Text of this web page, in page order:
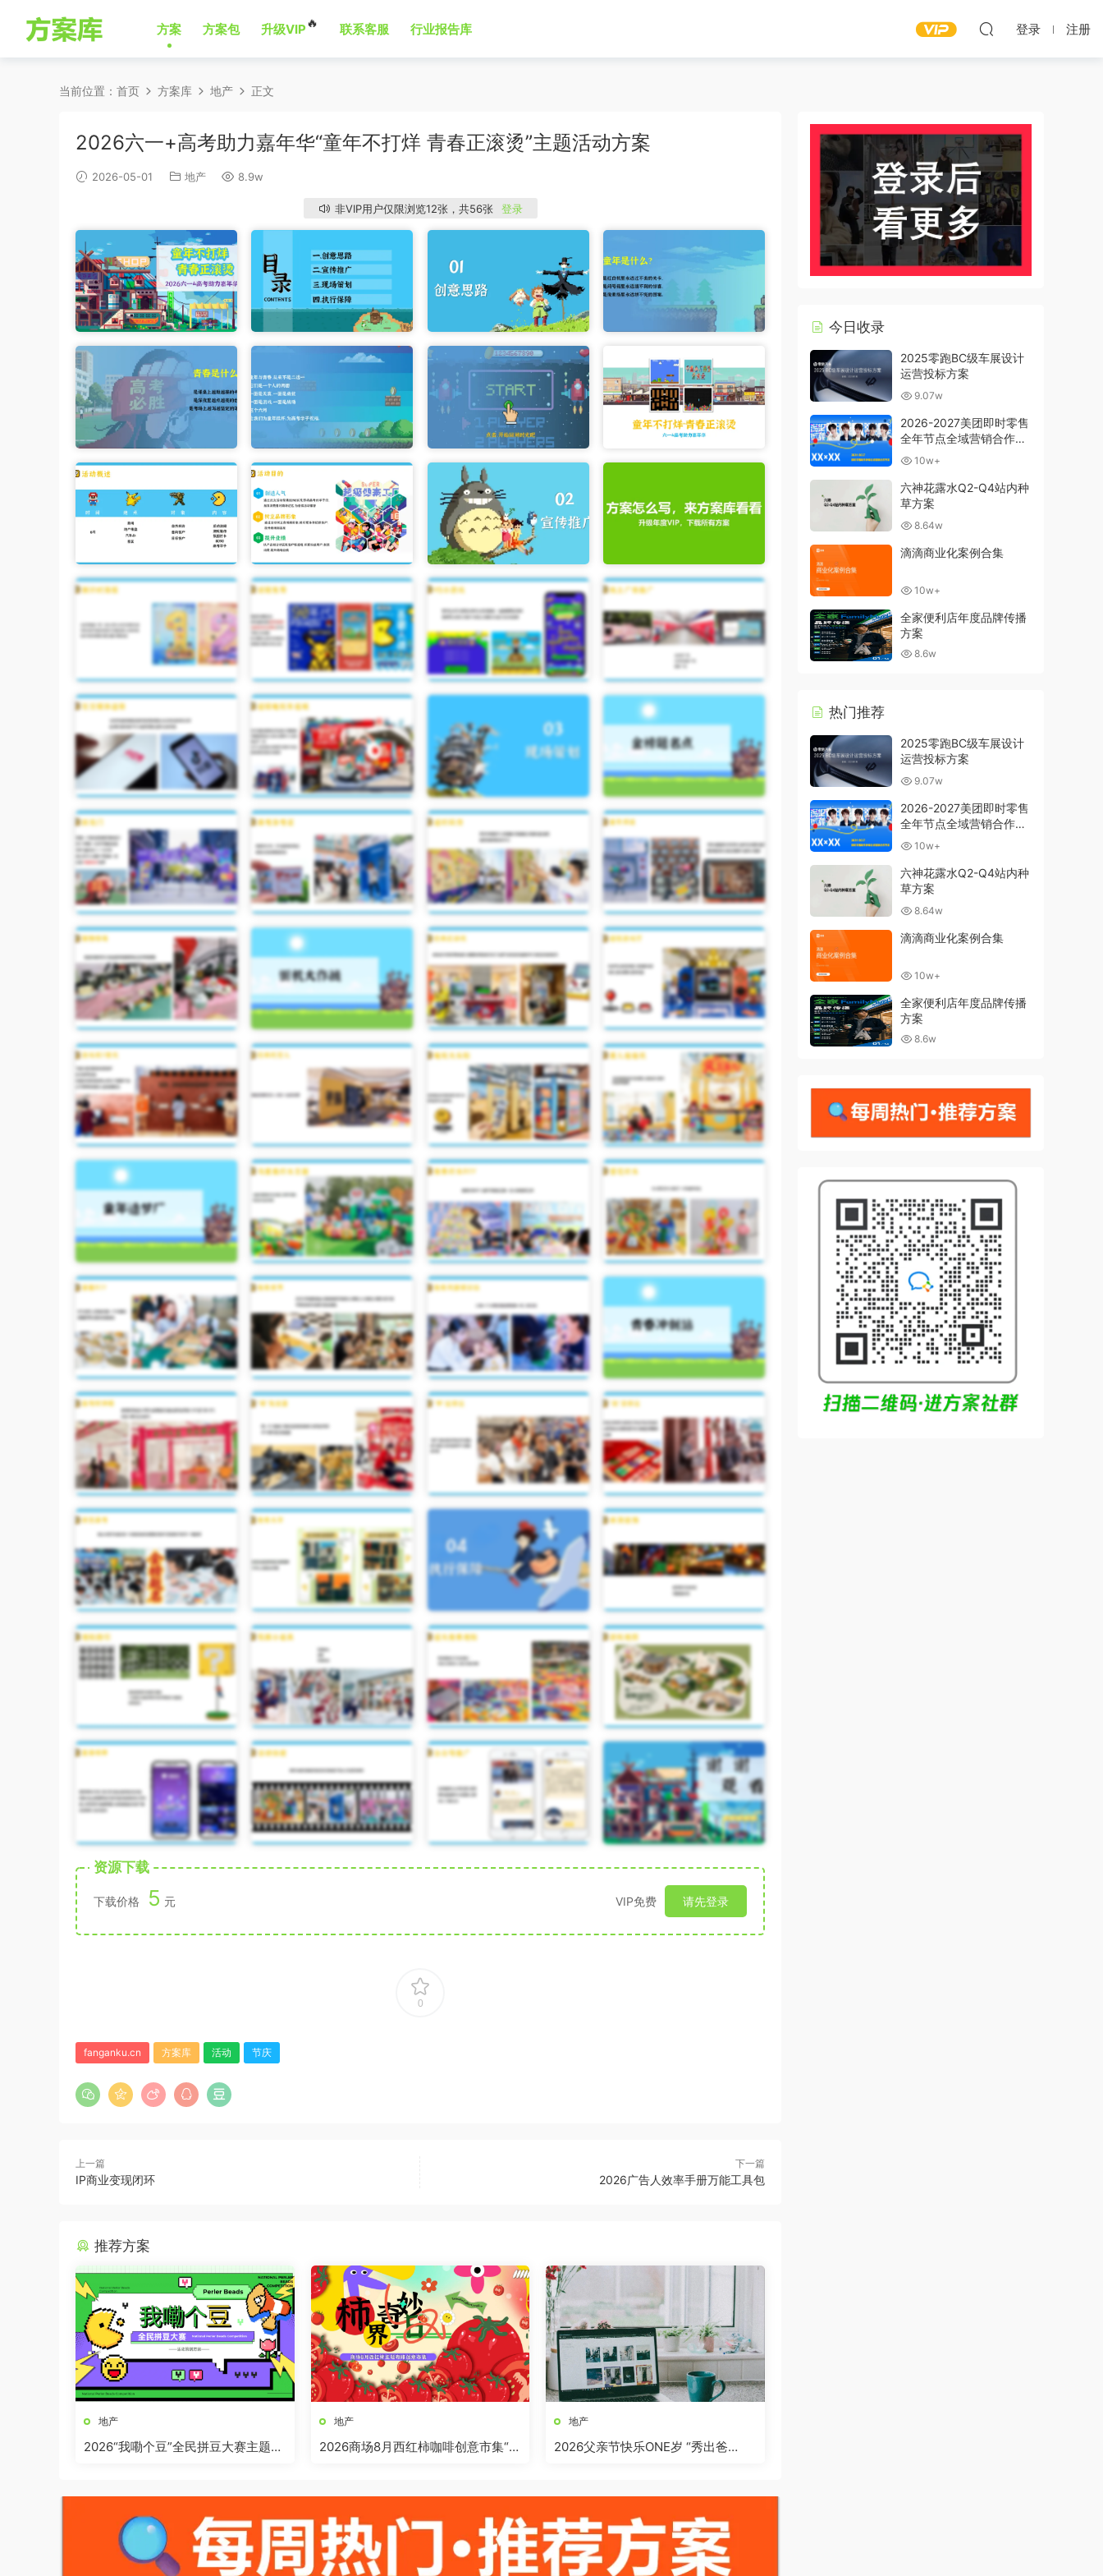
方案 方案包 升级VIP🔥 联系客服 行业报告库 登录 注册
当前位置： 首页 方案库 地产 正文
2026六一+高考助力嘉年华“童年不打烊 青春正滚烫”主题活动方案
2026-05-01 地产 8.9w
非VIP用户仅限浏览12张，共56张 登录
资源下载
下载价格 5 元 VIP免费 请先登录
0
fanganku.cn 方案库 活动 节庆
上一篇
IP商业变现闭环
下一篇
2026广告人效率手册万能工具包
推荐方案
地产
2026“我嘞个豆”全民拼豆大赛主题活
地产
2026商场8月西红柿咖啡创意市集“柿
地产
2026父亲节快乐ONE岁 “秀出爸
今日收录
2025零跑BC级车展设计
运营投标方案
9.07w
2026-2027美团即时零售
全年节点全域营销合作方
案 10w+
六神花露水Q2-Q4站内种
草方案
8.64w
滴滴商业化案例合集
10w+
全家便利店年度品牌传播
方案
8.6w
热门推荐
2025零跑BC级车展设计
运营投标方案
9.07w
2026-2027美团即时零售
全年节点全域营销合作方
案 10w+
六神花露水Q2-Q4站内种
草方案
8.64w
滴滴商业化案例合集
10w+
全家便利店年度品牌传播
方案
8.6w